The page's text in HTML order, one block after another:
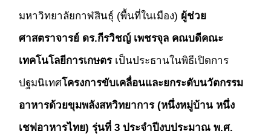
มหาวิทยาลัยกาฬสินธุ์ (พื้นที่ในเมือง) ผู้ช่วย
ศาสตราจารย์ ดร.กีรวิชญ์ เพชรจุล คณบดีคณะ
เทคโนโลยีการเกษตรเป็นประธานในพิธีเปิดการ
ปฐมนิเทศโครงการขับเคลื่อนและยกระดับนวัตกรรม
อาหารด้วยขุมพลังสหวิทยาการ (หนึ่งหมู่บ้าน หนึ่ง
เชฟอาหารไทย) รุ่นที่ 3 ประจำปีงบประมาณ พ.ศ.